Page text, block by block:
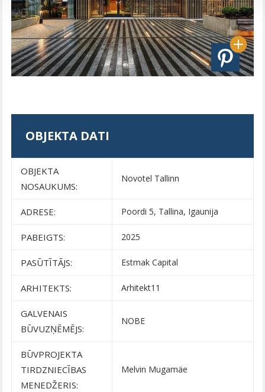
OBJEKTA DATI
OBJEKTA
NOSAUKUMS:
Novotel Tallinn
ADRESE: Poordi 5, Tallina, Igaunija
PABEIGTS: 2025
PASŪTĪTĀJS: Estmak Capital
ARHITEKTS: Arhitekt11
GALVENAIS
BŪVUZŅĒMĒJS:
NOBE
BŪVPROJEKTA
TIRDZNIECĪBAS
MENEDŽERIS:
Melvin Mugamäe